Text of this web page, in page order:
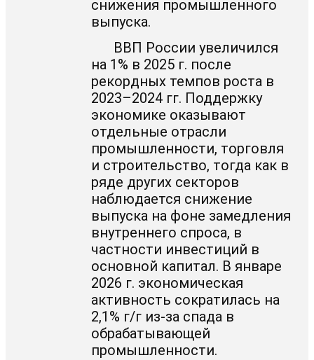
снижения промышленного
выпуска.
ВВП России увеличился
на 1% в 2025 г. после
рекордных темпов роста в
2023–2024 гг. Поддержку
экономике оказывают
отдельные отрасли
промышленности, торговля
и строительство, тогда как в
ряде других секторов
наблюдается снижение
выпуска на фоне замедления
внутреннего спроса, в
частности инвестиций в
основной капитал. В январе
2026 г. экономическая
активность сократилась на
2,1% г/г из-за спада в
обрабатывающей
промышленности.